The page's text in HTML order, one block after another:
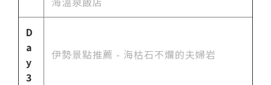
D
a
y
3
伊勢景點推薦 - 海枯石不爛的夫婦岩